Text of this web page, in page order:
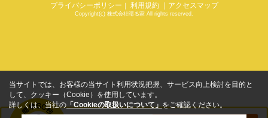
プライバシーポリシー ｜ 利用規約 ｜アクセスマップ
Copyright(c) 株式会社晴る家 All rights reserved.
当サイトでは、お客様の当サイト利用状況把握、サービス向上検討を目的と
して、クッキー（Cookie）を使用しています。
詳しくは、当社の「Cookieの取扱いについて」をご確認ください。